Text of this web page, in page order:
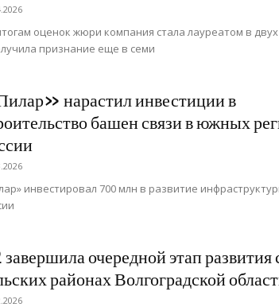
оценок жюри компания стала лауреатом в
признание еще в семи
нарастил инвестиции в
башен связи в южных
инвестировал 700 млн в развитие
очередной этап развития
районах Волгоградской